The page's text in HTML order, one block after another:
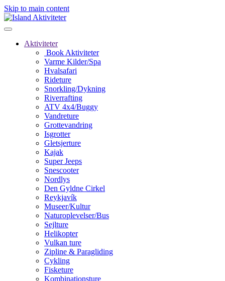
Skip to main content
Aktiviteter
Book Aktiviteter
Varme Kilder/Spa
Hvalsafari
Rideture
Snorkling/Dykning
Riverrafting
ATV 4x4/Buggy
Vandreture
Grottevandring
Isgrotter
Gletsjerture
Kajak
Super Jeeps
Snescooter
Nordlys
Den Gyldne Cirkel
Reykjavík
Museer/Kultur
Naturoplevelser/Bus
Sejlture
Helikopter
Vulkan ture
Zipline & Paragliding
Cykling
Fisketure
Kombinationsture